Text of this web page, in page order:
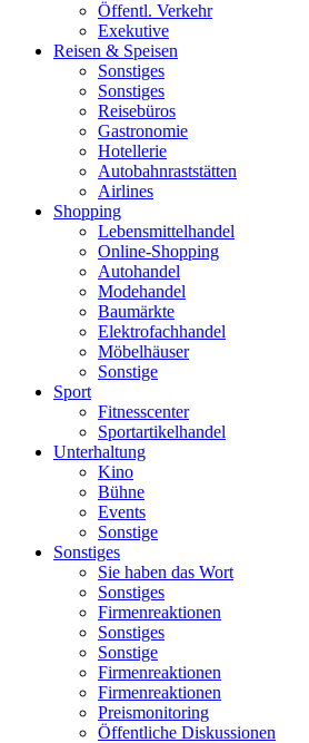
Öffentl. Verkehr
Exekutive
Reisen & Speisen
Sonstiges
Sonstiges
Reisebüros
Gastronomie
Hotellerie
Autobahnraststätten
Airlines
Shopping
Lebensmittelhandel
Online-Shopping
Autohandel
Modehandel
Baumärkte
Elektrofachhandel
Möbelhäuser
Sonstige
Sport
Fitnesscenter
Sportartikelhandel
Unterhaltung
Kino
Bühne
Events
Sonstige
Sonstiges
Sie haben das Wort
Sonstiges
Firmenreaktionen
Sonstiges
Sonstige
Firmenreaktionen
Firmenreaktionen
Preismonitoring
Öffentliche Diskussionen